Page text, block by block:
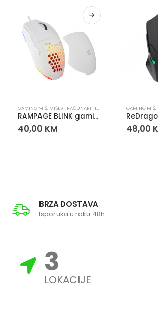
GAMING MIŠ, MIŠEVI, RAČUNARI I IT OPREMA
RAMPAGE BLINK gaming miš – 12800 DPI, INSTANT 825F senzor, 1000Hz
40,00 KM
GAMING MIŠ,
48,00
BRZA DOSTAVA
Isporuka u roku 48h
3
LOKACIJE